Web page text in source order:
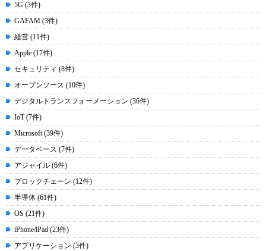
5G (3件)
GAFAM (3件)
経営 (11件)
Apple (17件)
セキュリティ (8件)
オープンソース (10件)
デジタルトランスフォーメーション (36件)
IoT (7件)
Microsoft (39件)
データベース (7件)
アジャイル (6件)
ブロックチェーン (12件)
半導体 (61件)
OS (21件)
iPhone/iPad (23件)
アプリケーション (3件)